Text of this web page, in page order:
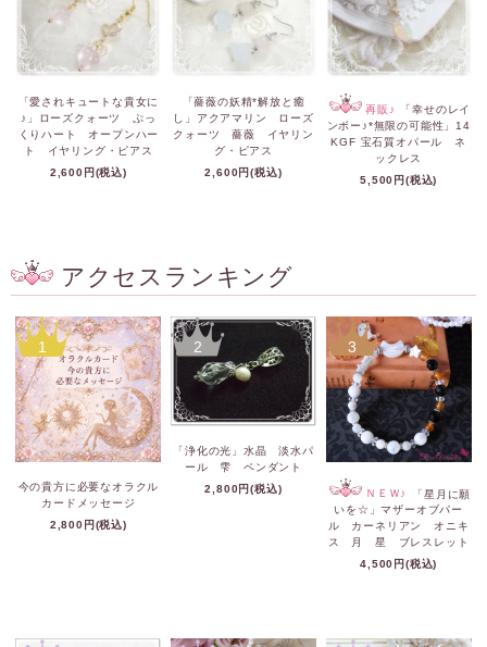
「愛されキュートな貴女に
♪」ローズクォーツ ぷっ
くりハート オープンハー
ト イヤリング・ピアス
2,600円(税込)
「薔薇の妖精*解放と癒
し」アクアマリン ローズ
クォーツ 薔薇 イヤリン
グ・ピアス
2,600円(税込)
再販♪
「幸せのレイ
ンボー♪*無限の可能性」14
KGF 宝石質オパール ネ
ックレス
5,500円(税込)
アクセスランキング
1
今の貴方に必要なオラクル
カードメッセージ
2,800円(税込)
2
「浄化の光」水晶 淡水パ
ール 雫 ペンダント
2,800円(税込)
3
ＮＥＷ♪
「星月に願
いを☆」マザーオブパー
ル カーネリアン オニキ
ス 月 星 ブレスレット
4,500円(税込)